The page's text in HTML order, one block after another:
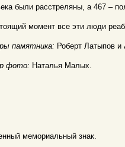
были расстреляны, а 467 –
момент все эти люди
памятника: Роберт Латыпов
фото: Наталья Малых.
мемориальный знак.